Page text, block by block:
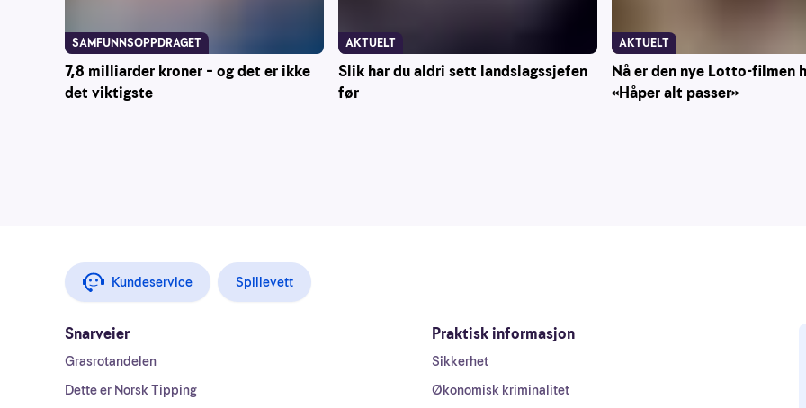
7,8 milliarder kroner – og det er ikke
det viktigste
SAMFUNNSOPPDRAGET
Slik har du aldri sett landslagssjefen
før
AKTUELT
Nå er den nye Lotto-filmen
«Håper alt passer»
AKTUELT
Kundeservice Spillevett
Snarveier
Grasrotandelen
Dette er Norsk Tipping
Praktisk informasjon
Sikkerhet
Økonomisk kriminalitet